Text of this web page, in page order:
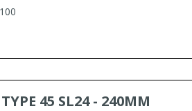
45 SL24 - 240MM